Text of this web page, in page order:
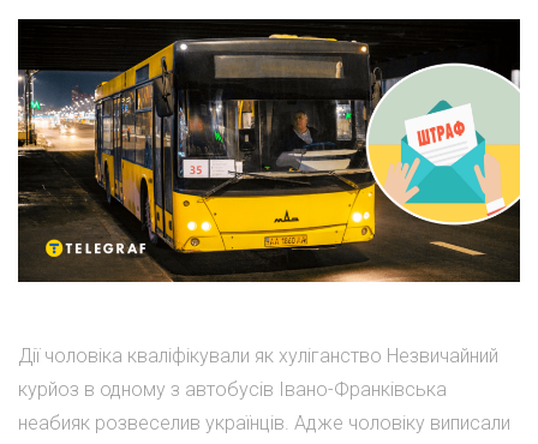
Дії чоловіка кваліфікували як хуліганство Незвичайний
курйоз в одному з автобусів Івано-Франківська
неабияк розвеселив українців. Адже чоловіку виписали